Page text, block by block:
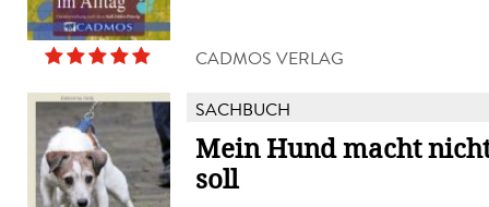
CADMOS VERLAG
SACHBUCH
Mein Hund macht
soll